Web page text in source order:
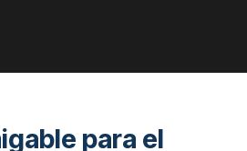
ya que permite
de manera eficiente y segura.